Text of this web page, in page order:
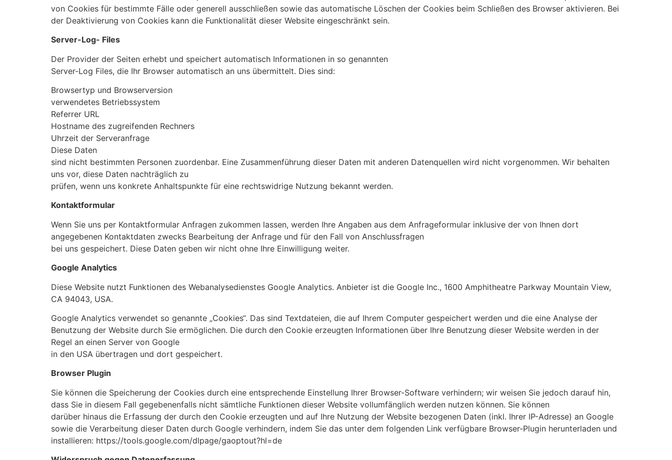
von Cookies für bestimmte Fälle oder generell ausschließen sowie das automatische Löschen der Cookies beim Schließen des Browser aktivieren. Bei
der Deaktivierung von Cookies kann die Funktionalität dieser Website eingeschränkt sein.
Server-Log- Files
Der Provider der Seiten erhebt und speichert automatisch Informationen in so genannten
Server-Log Files, die Ihr Browser automatisch an uns übermittelt. Dies sind:
Browsertyp und Browserversion
verwendetes Betriebssystem
Referrer URL
Hostname des zugreifenden Rechners
Uhrzeit der Serveranfrage
Diese Daten
sind nicht bestimmten Personen zuordenbar. Eine Zusammenführung dieser Daten mit anderen Datenquellen wird nicht vorgenommen. Wir behalten
uns vor, diese Daten nachträglich zu
prüfen, wenn uns konkrete Anhaltspunkte für eine rechtswidrige Nutzung bekannt werden.
Kontaktformular
Wenn Sie uns per Kontaktformular Anfragen zukommen lassen, werden Ihre Angaben aus dem Anfrageformular inklusive der von Ihnen dort
angegebenen Kontaktdaten zwecks Bearbeitung der Anfrage und für den Fall von Anschlussfragen
bei uns gespeichert. Diese Daten geben wir nicht ohne Ihre Einwilligung weiter.
Google Analytics
Diese Website nutzt Funktionen des Webanalysedienstes Google Analytics. Anbieter ist die Google Inc., 1600 Amphitheatre Parkway Mountain View,
CA 94043, USA.
Google Analytics verwendet so genannte „Cookies“. Das sind Textdateien, die auf Ihrem Computer gespeichert werden und die eine Analyse der
Benutzung der Website durch Sie ermöglichen. Die durch den Cookie erzeugten Informationen über Ihre Benutzung dieser Website werden in der
Regel an einen Server von Google
in den USA übertragen und dort gespeichert.
Browser Plugin
Sie können die Speicherung der Cookies durch eine entsprechende Einstellung Ihrer Browser-Software verhindern; wir weisen Sie jedoch darauf hin,
dass Sie in diesem Fall gegebenenfalls nicht sämtliche Funktionen dieser Website vollumfänglich werden nutzen können. Sie können
darüber hinaus die Erfassung der durch den Cookie erzeugten und auf Ihre Nutzung der Website bezogenen Daten (inkl. Ihrer IP-Adresse) an Google
sowie die Verarbeitung dieser Daten durch Google verhindern, indem Sie das unter dem folgenden Link verfügbare Browser-Plugin herunterladen und
installieren: https://tools.google.com/dlpage/gaoptout?hl=de